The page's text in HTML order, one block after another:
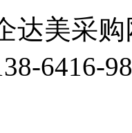
达美采购
6416-